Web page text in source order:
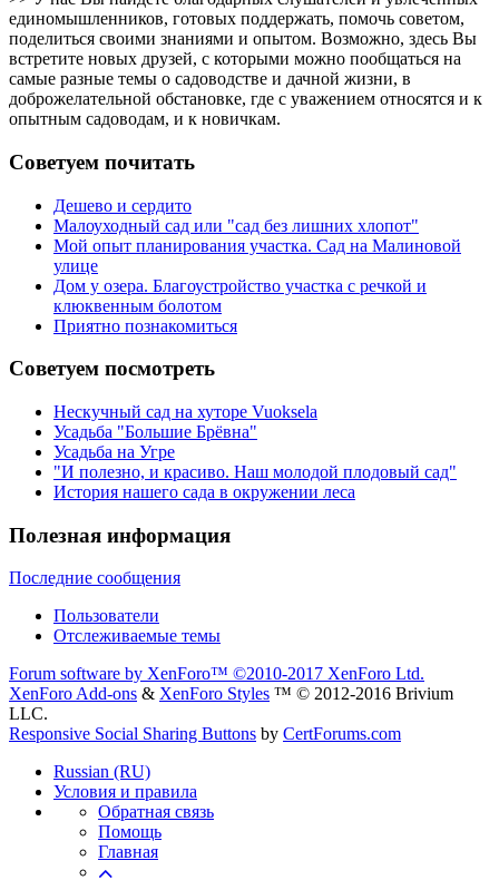
единомышленников, готовых поддержать, помочь советом,
поделиться своими знаниями и опытом. Возможно, здесь Вы
встретите новых друзей, с которыми можно пообщаться на
самые разные темы о садоводстве и дачной жизни, в
доброжелательной обстановке, где с уважением относятся и к
опытным садоводам, и к новичкам.
Советуем почитать
Дешево и сердито
Малоуходный сад или "сад без лишних хлопот"
Мой опыт планирования участка. Сад на Малиновой
улице
Дом у озера. Благоустройство участка с речкой и
клюквенным болотом
Приятно познакомиться
Советуем посмотреть
Нескучный сад на хуторе Vuoksela
Усадьба "Большие Брёвна"
Усадьба на Угре
"И полезно, и красиво. Наш молодой плодовый сад"
История нашего сада в окружении леса
Полезная информация
Последние сообщения
Пользователи
Отслеживаемые темы
Forum software by XenForo™ ©2010-2017 XenForo Ltd.
XenForo Add-ons & XenForo Styles ™ © 2012-2016 Brivium
LLC.
Responsive Social Sharing Buttons by CertForums.com
Russian (RU)
Условия и правила
Обратная связь
Помощь
Главная